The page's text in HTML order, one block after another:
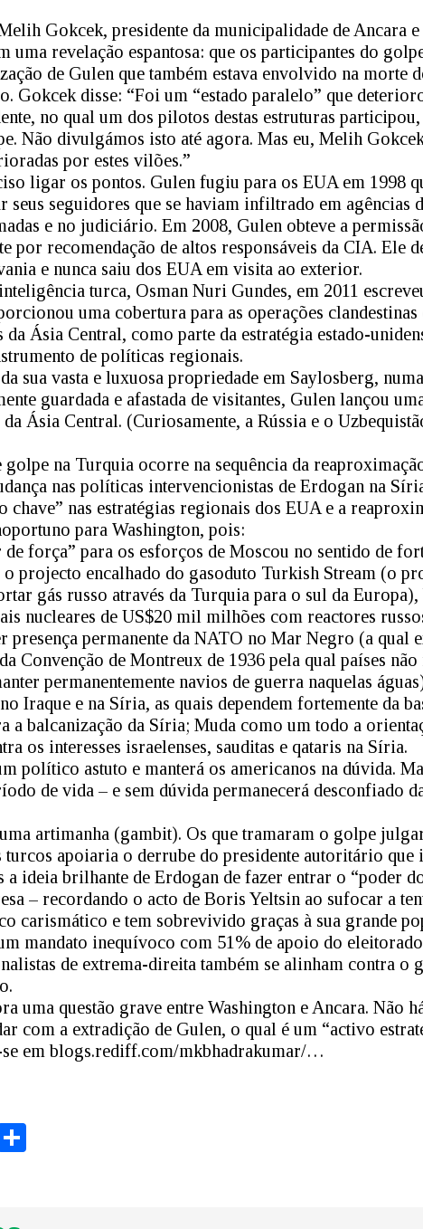
Gokcek, presidente da municipalidade de Ancara
uma revelação espantosa: que os participantes do
de Gulen que também estava envolvido na morte
Gokcek disse: “Foi um “estado paralelo” que
no qual um dos pilotos destas estruturas
Não divulgámos isto até agora. Mas eu, Melih
por estes vilões.”
ligar os pontos. Gulen fugiu para os EUA em 1998
seus seguidores que se haviam infiltrado em agências
e no judiciário. Em 2008, Gulen obteve a
por recomendação de altos responsáveis da CIA. Ele
e nunca saiu dos EUA em visita ao exterior.
turca, Osman Nuri Gundes, em 2011
uma cobertura para as operações clandestinas
da Ásia Central, como parte da estratégia estado-
de políticas regionais.
sua vasta e luxuosa propriedade em Saylosberg,
guardada e afastada de visitantes, Gulen lançou
da Ásia Central. (Curiosamente, a Rússia e o
golpe na Turquia ocorre na sequência da
nas políticas intervencionistas de Erdogan na
chave” nas estratégias regionais dos EUA e a
para Washington, pois:
força” para os esforços de Moscou no sentido de
o projecto encalhado do gasoduto Turkish Stream (o
gás russo através da Turquia para o sul da
nucleares de US$20 mil milhões com reactores
presença permanente da NATO no Mar Negro (a qual
Convenção de Montreux de 1936 pela qual países
permanentemente navios de guerra naquelas
Iraque e na Síria, as quais dependem fortemente da
a balcanização da Síria; Muda como um todo a
os interesses israelenses, sauditas e qataris na Síria.
político astuto e manterá os americanos na dúvida.
de vida – e sem dúvida permanecerá desconfiado
artimanha (gambit). Os que tramaram o golpe
apoiaria o derrube do presidente autoritário que
a ideia brilhante de Erdogan de fazer entrar o “poder
– recordando o acto de Boris Yeltsin ao sufocar a
carismático e tem sobrevivido graças à sua grande
mandato inequívoco com 51% de apoio do
de extrema-direita também se alinham contra o
uma questão grave entre Washington e Ancara. Não
com a extradição de Gulen, o qual é um “activo
em blogs.rediff.com/mkbhadrakumar/…
WhatsApp